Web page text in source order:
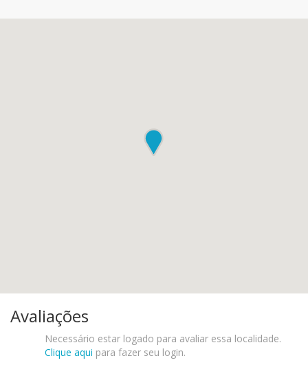
Avaliações
Necessário estar logado para avaliar essa localidade.
Clique aqui para fazer seu login.